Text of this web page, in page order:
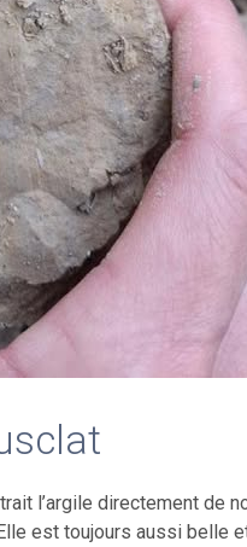
l’argile directement de
est toujours aussi belle